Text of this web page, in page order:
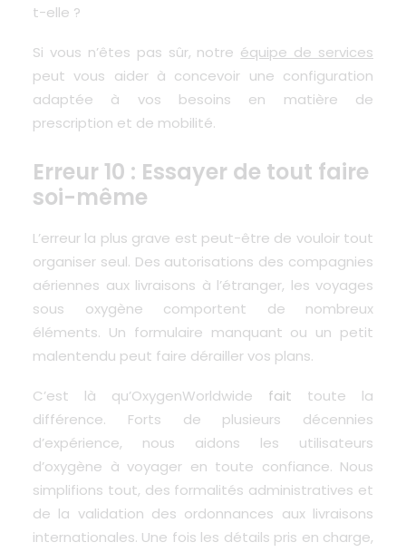
t-elle ?
Si vous n’êtes pas sûr, notre équipe de services
peut vous aider à concevoir une configuration
adaptée à vos besoins en matière de
prescription et de mobilité.
Erreur 10 : Essayer de tout faire
soi-même
L’erreur la plus grave est peut-être de vouloir tout
organiser seul. Des autorisations des compagnies
aériennes aux livraisons à l’étranger, les voyages
sous oxygène comportent de nombreux
éléments. Un formulaire manquant ou un petit
malentendu peut faire dérailler vos plans.
C’est là qu’OxygenWorldwide fait toute la
différence. Forts de plusieurs décennies
d’expérience, nous aidons les utilisateurs
d’oxygène à voyager en toute confiance. Nous
simplifions tout, des formalités administratives et
de la validation des ordonnances aux livraisons
internationales. Une fois les détails pris en charge,